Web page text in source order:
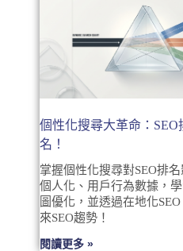
個性化搜尋大革命：
名！
掌握個性化搜尋對SEO排
個人化、用戶行為數據，
圖優化，並透過在地化
來SEO趨勢！
閱讀更多 »